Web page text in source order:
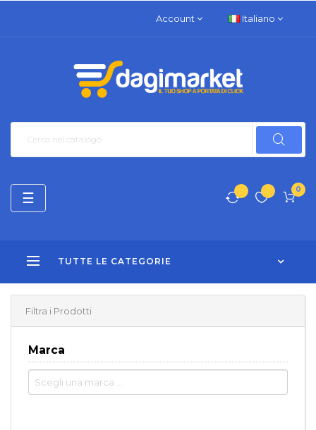
Account Italiano
0
TUTTE LE CATEGORIE
navigazione
Toggle
☰
Filtra i Prodotti
Marca